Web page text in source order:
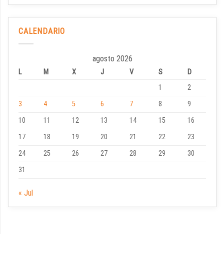
CALENDARIO
agosto 2026
L M X J V S
D
1
2
3
4 5 6 7 8
9
10
11 12 13 14 15
16
17
18 19 20 21 22
23
24
25 26 27 28 29
30
31
« Jul